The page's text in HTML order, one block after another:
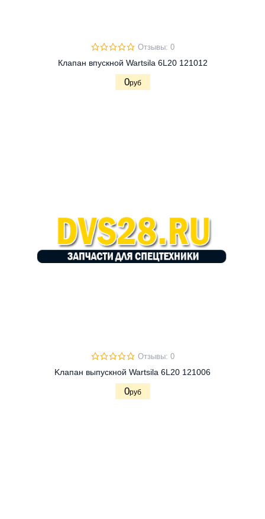
Отзывы: 0
Клапан впускной Wartsila 6L20 121012
0руб
Отзывы: 0
Kлапан выпускной Wartsila 6L20 121006
0руб